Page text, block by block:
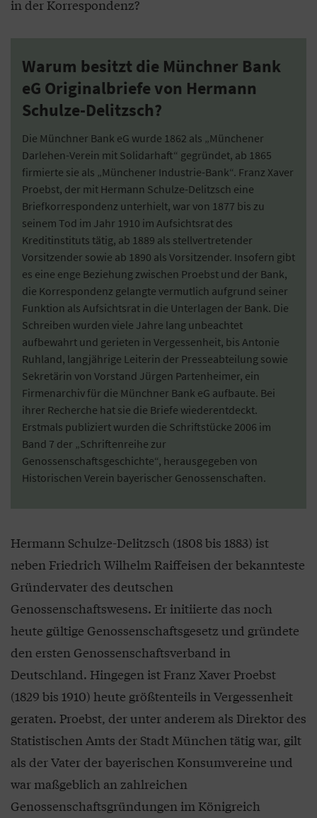
in der Korrespondenz?
Warum besitzt die Münchner Bank
eG Originalbriefe von Hermann
Schulze-Delitzsch?
Die Münchner Bank eG wurde 1862 als „Münchener
Darlehen-Verein mit Solidarhaft“ gegründet, ab 1865
firmierte sie als „Münchener Industrie-Bank“. Franz Xaver
Proebst, der mit Hermann Schulze-Delitzsch eine
Briefkorrespondenz unterhielt, war von 1877 bis zu
seinem Tod im Jahr 1910 im Aufsichtsrat des
Kreditinstituts tätig, ab 1889 als stellvertretender
Vorsitzender sowie ab 1890 als Vorsitzender. Insofern gibt
es eine enge Beziehung zwischen Proebst und der Bank,
die Korrespondenz gelangte vermutlich aufgrund seiner
Funktion als Aufsichtsrat in die Unterlagen der Bank. Die
Schreiben wurden viele Jahre lang unbeachtet
aufbewahrt und gerieten in Vergessenheit, bis Antonie
Ruhland, langjährige Leiterin der Presseabteilung sowie
Sekretärin von Vorstand Jürgen Partenheimer, ein
Firmenarchiv für die Münchner Bank eG aufbaute. Bei
ihrer Recherche hat sie die Briefe wiederentdeckt.
Erstmals publiziert wurden die Schriftstücke 2006 im
Band 7 der „Schriftenreihe zur
Genossenschaftsgeschichte“, herausgegeben von
Historischen Verein bayerischer Genossenschaften.
Hermann Schulze-Delitzsch (1808 bis 1883) ist
neben Friedrich Wilhelm Raiffeisen der bekannteste
Gründervater des deutschen
Genossenschaftswesens. Er initiierte das noch
heute gültige Genossenschaftsgesetz und gründete
den ersten Genossenschaftsverband in
Deutschland. Hingegen ist Franz Xaver Proebst
(1829 bis 1910) heute größtenteils in Vergessenheit
geraten. Proebst, der unter anderem als Direktor des
Statistischen Amts der Stadt München tätig war, gilt
als der Vater der bayerischen Konsumvereine und
war maßgeblich an zahlreichen
Genossenschaftsgründungen im Königreich